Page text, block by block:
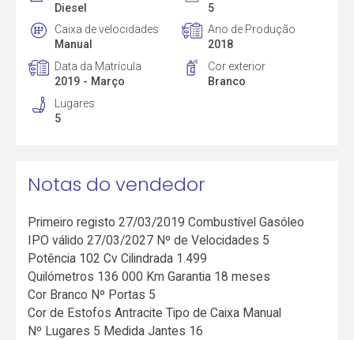
Diesel
5
Caixa de velocidades
Manual
Ano de Produção
2018
Data da Matrícula
2019 - Março
Cor exterior
Branco
Lugares
5
Notas do vendedor
Primeiro registo 27/03/2019 Combustível Gasóleo
IPO válido 27/03/2027 Nº de Velocidades 5
Potência 102 Cv Cilindrada 1.499
Quilómetros 136 000 Km Garantia 18 meses
Cor Branco Nº Portas 5
Cor de Estofos Antracite Tipo de Caixa Manual
Nº Lugares 5 Medida Jantes 16